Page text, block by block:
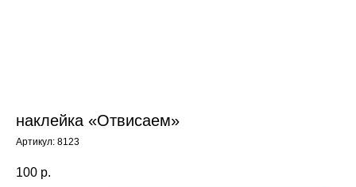
наклейка «Отвисаем»
Артикул: 8123
100 р.